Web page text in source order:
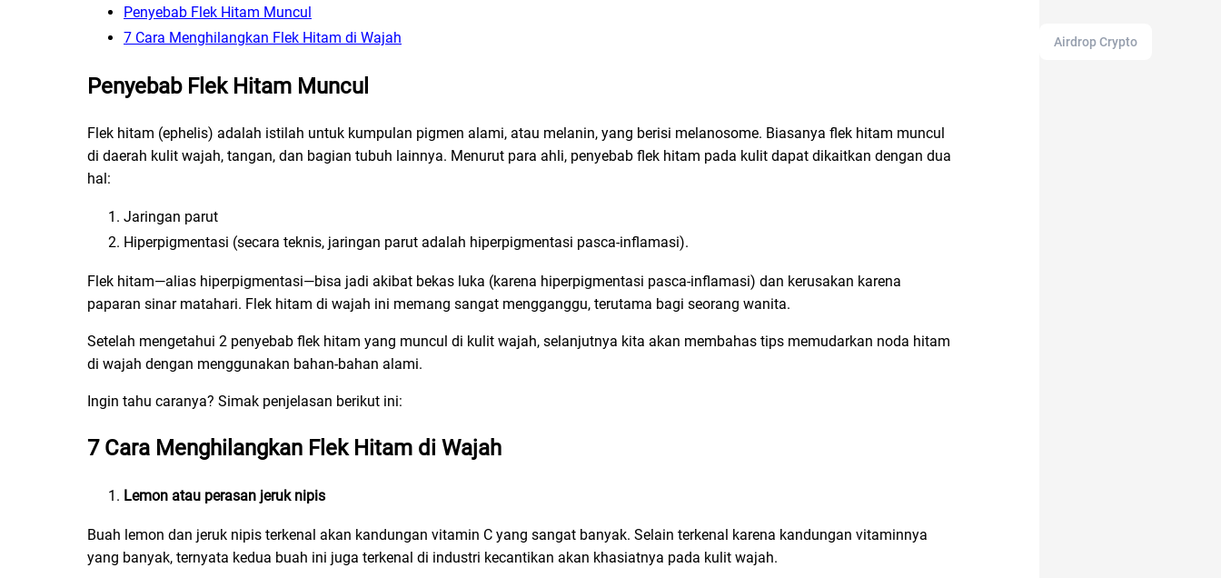
Penyebab Flek Hitam Muncul
7 Cara Menghilangkan Flek Hitam di Wajah
Penyebab Flek Hitam Muncul
Flek hitam (ephelis) adalah istilah untuk kumpulan pigmen alami, atau melanin, yang berisi melanosome. Biasanya flek hitam muncul
di daerah kulit wajah, tangan, dan bagian tubuh lainnya. Menurut para ahli, penyebab flek hitam pada kulit dapat dikaitkan dengan dua
hal:
Jaringan parut
Hiperpigmentasi (secara teknis, jaringan parut adalah hiperpigmentasi pasca-inflamasi).
Flek hitam—alias hiperpigmentasi—bisa jadi akibat bekas luka (karena hiperpigmentasi pasca-inflamasi) dan kerusakan karena
paparan sinar matahari. Flek hitam di wajah ini memang sangat mengganggu, terutama bagi seorang wanita.
Setelah mengetahui 2 penyebab flek hitam yang muncul di kulit wajah, selanjutnya kita akan membahas tips memudarkan noda hitam
di wajah dengan menggunakan bahan-bahan alami.
Ingin tahu caranya? Simak penjelasan berikut ini:
7 Cara Menghilangkan Flek Hitam di Wajah
Lemon atau perasan jeruk nipis
Buah lemon dan jeruk nipis terkenal akan kandungan vitamin C yang sangat banyak. Selain terkenal karena kandungan vitaminnya
yang banyak, ternyata kedua buah ini juga terkenal di industri kecantikan akan khasiatnya pada kulit wajah.
Airdrop Crypto